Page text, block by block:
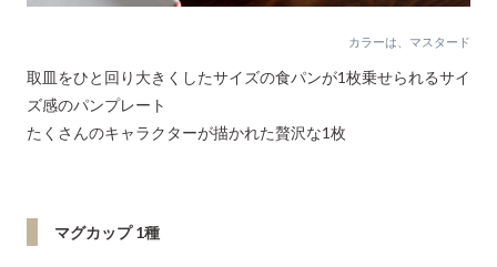
カラーは、マスタード
取皿をひと回り大きくしたサイズの食パンが1枚乗せられるサイ
ズ感のパンプレート
たくさんのキャラクターが描かれた贅沢な1枚
マグカップ 1種